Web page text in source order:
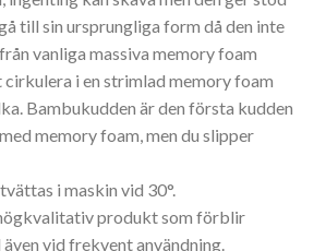
till sin ursprungliga form då den inte
vanliga massiva memory foam
i en strimlad memory foam
Bambukudden är den första kudden
memory foam, men du slipper
i maskin vid 30°.
produkt som förblir
vid frekvent användning.